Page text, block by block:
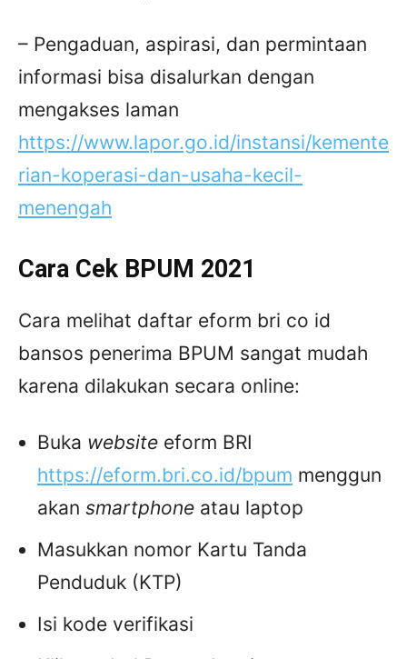
– Pengaduan, aspirasi, dan permintaan
informasi bisa disalurkan dengan
mengakses laman
https://www.lapor.go.id/instansi/kemente
rian-koperasi-dan-usaha-kecil-
menengah
Cara Cek BPUM 2021
Cara melihat daftar eform bri co id
bansos penerima BPUM sangat mudah
karena dilakukan secara online:
Buka website eform BRI
https://eform.bri.co.id/bpum menggun
akan smartphone atau laptop
Masukkan nomor Kartu Tanda
Penduduk (KTP)
Isi kode verifikasi